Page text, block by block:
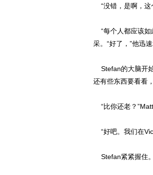
“没错，是啊，这
“每个人都应该如
采。“好了，”他迅
Stefan的大脑开
还有些东西要看看
“比你还老？
“好吧。我们在
Stefan紧紧握住。